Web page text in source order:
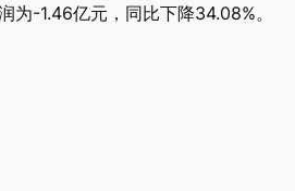
-1.46亿元，同比下降34.08%。